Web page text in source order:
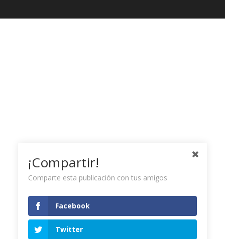
¡Compartir!
Comparte esta publicación con tus amigos
Facebook
Twitter